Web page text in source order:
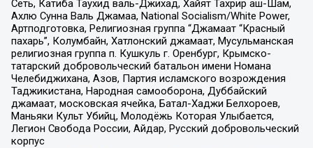
Сеть, Катиба Таухид валь-Джихад, Хайят Тахрир аш-Шам,
Ахлю Сунна Валь Джамаа, National Socialism/White Power,
Артподготовка, Религиозная группа “Джамаат “Красный
пахарь”, Колумбайн, Хатлонский джамаат, Мусульманская
религиозная группа п. Кушкуль г. Оренбург, Крымско-
татарский добровольческий батальон имени Номана
Челебиджихана, Азов, Партия исламского возрождения
Таджикистана, Народная самооборона, Дуббайский
джамаат, московская ячейка, Батал-Хаджи Белхороев,
Маньяки Культ Убийц, Молодёжь Которая Улыбается,
Легион Свобода России, Айдар, Русский добровольческий
корпус